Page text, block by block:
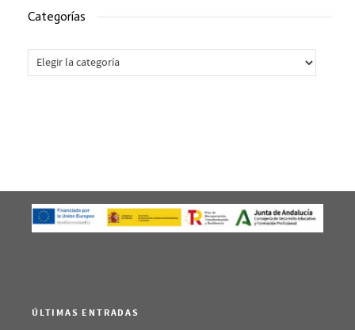
Categorías
Categorías
ÚLTIMAS ENTRADAS